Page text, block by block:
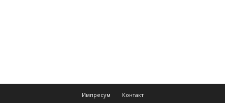
Импресум Контакт